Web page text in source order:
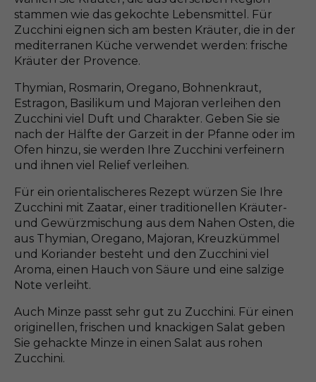
stammen wie das gekochte Lebensmittel. Für
Zucchini eignen sich am besten Kräuter, die in der
mediterranen Küche verwendet werden: frische
Kräuter der Provence.
Thymian, Rosmarin, Oregano, Bohnenkraut,
Estragon, Basilikum und Majoran verleihen den
Zucchini viel Duft und Charakter. Geben Sie sie
nach der Hälfte der Garzeit in der Pfanne oder im
Ofen hinzu, sie werden Ihre Zucchini verfeinern
und ihnen viel Relief verleihen.
Für ein orientalischeres Rezept würzen Sie Ihre
Zucchini mit Zaatar, einer traditionellen Kräuter-
und Gewürzmischung aus dem Nahen Osten, die
aus Thymian, Oregano, Majoran, Kreuzkümmel
und Koriander besteht und den Zucchini viel
Aroma, einen Hauch von Säure und eine salzige
Note verleiht.
Auch Minze passt sehr gut zu Zucchini. Für einen
originellen, frischen und knackigen Salat geben
Sie gehackte Minze in einen Salat aus rohen
Zucchini.